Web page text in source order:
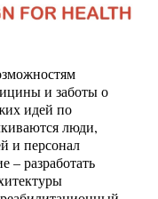
и заботы о
идей по
люди,
и персонал
– разработать